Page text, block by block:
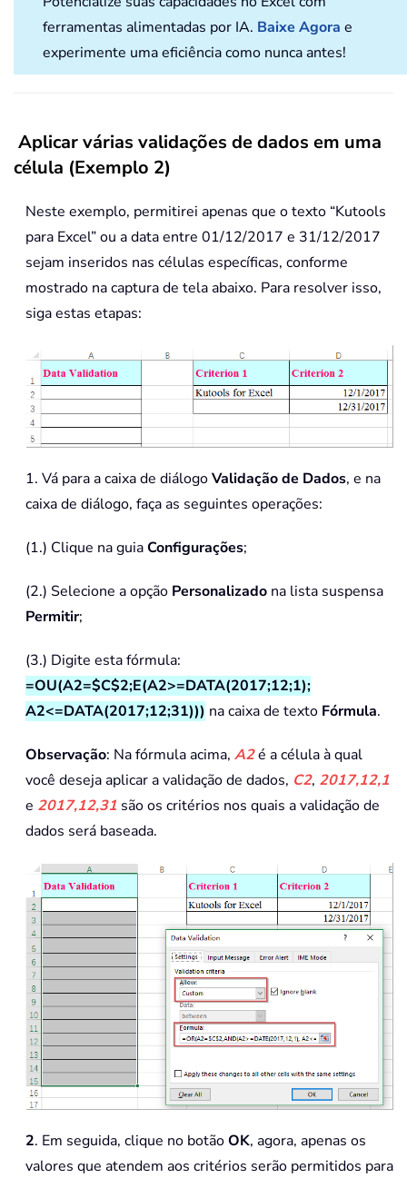
ferramentas alimentadas por IA. Baixe Agora e
experimente uma eficiência como nunca antes!
Aplicar várias validações de dados em uma
célula (Exemplo 2)
Neste exemplo, permitirei apenas que o texto “Kutools
para Excel” ou a data entre 01/12/2017 e 31/12/2017
sejam inseridos nas células específicas, conforme
mostrado na captura de tela abaixo. Para resolver isso,
siga estas etapas:
1. Vá para a caixa de diálogoValidação de Dados, e na
caixa de diálogo, faça as seguintes operações:
(1.) Clique na guiaConfigurações;
(2.) Selecione a opção Personalizado na lista suspensa
Permitir;
(3.) Digite esta fórmula:
=OU(A2=$C$2;E(A2>=DATA(2017;12;1);
A2<=DATA(2017;12;31))) na caixa de texto Fórmula.
Observação: Na fórmula acima, A2é a célula à qual
você deseja aplicar a validação de dados, C2, 2017,12,1
e 2017,12,31 são os critérios nos quais a validação de
dados será baseada.
2. Em seguida, clique no botãoOK, agora, apenas os
valores que atendem aos critérios serão permitidos para